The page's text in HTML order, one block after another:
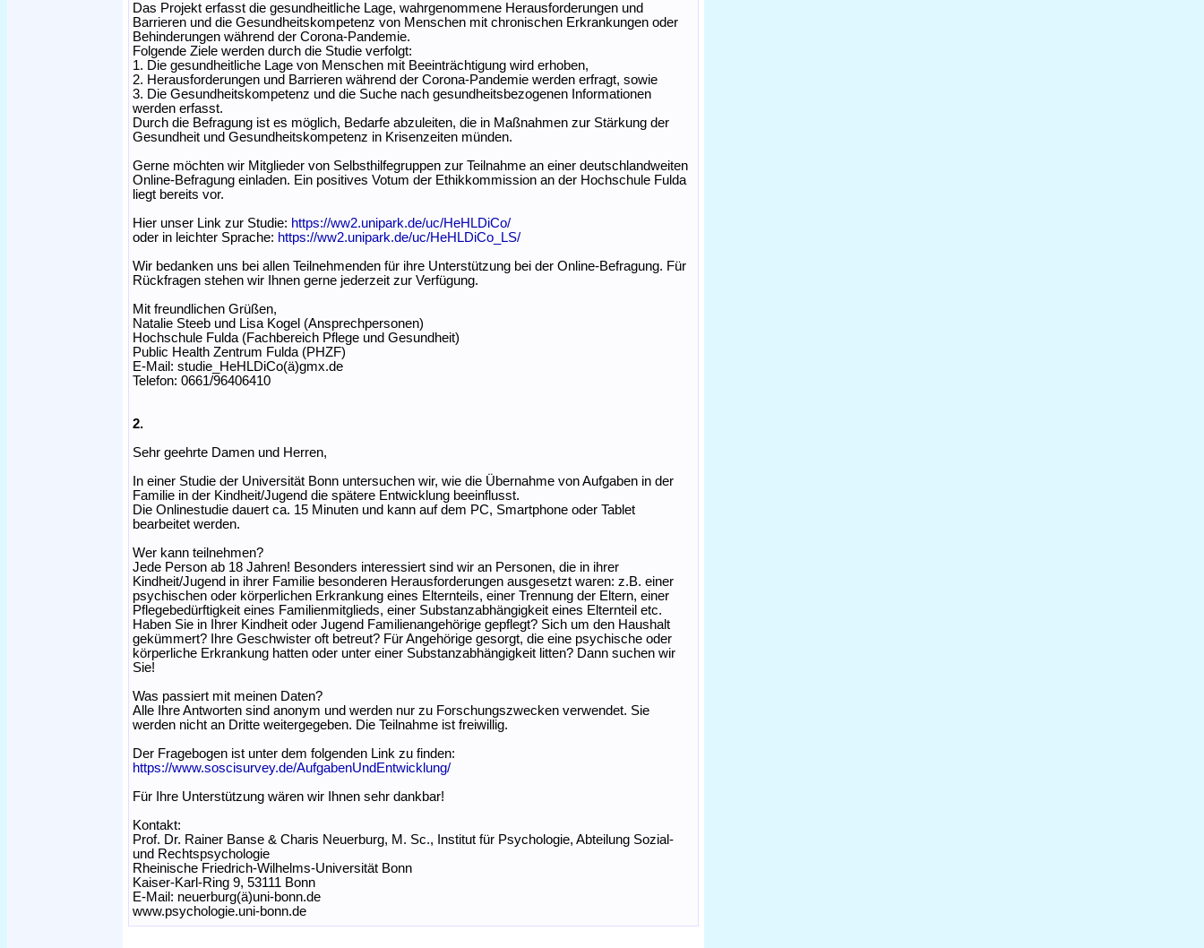
Das Projekt erfasst die gesundheitliche Lage, wahrgenommene Herausforderungen und
Barrieren und die Gesundheitskompetenz von Menschen mit chronischen Erkrankungen oder
Behinderungen während der Corona-Pandemie.
Folgende Ziele werden durch die Studie verfolgt:
1. Die gesundheitliche Lage von Menschen mit Beeinträchtigung wird erhoben,
2. Herausforderungen und Barrieren während der Corona-Pandemie werden erfragt, sowie
3. Die Gesundheitskompetenz und die Suche nach gesundheitsbezogenen Informationen
werden erfasst.
Durch die Befragung ist es möglich, Bedarfe abzuleiten, die in Maßnahmen zur Stärkung der
Gesundheit und Gesundheitskompetenz in Krisenzeiten münden.
Gerne möchten wir Mitglieder von Selbsthilfegruppen zur Teilnahme an einer deutschlandweiten
Online-Befragung einladen. Ein positives Votum der Ethikkommission an der Hochschule Fulda
liegt bereits vor.
Hier unser Link zur Studie: https://ww2.unipark.de/uc/HeHLDiCo/
oder in leichter Sprache: https://ww2.unipark.de/uc/HeHLDiCo_LS/
Wir bedanken uns bei allen Teilnehmenden für ihre Unterstützung bei der Online-Befragung. Für
Rückfragen stehen wir Ihnen gerne jederzeit zur Verfügung.
Mit freundlichen Grüßen,
Natalie Steeb und Lisa Kogel (Ansprechpersonen)
Hochschule Fulda (Fachbereich Pflege und Gesundheit)
Public Health Zentrum Fulda (PHZF)
E-Mail: studie_HeHLDiCo(ä)gmx.de
Telefon: 0661/96406410
2.
Sehr geehrte Damen und Herren,
In einer Studie der Universität Bonn untersuchen wir, wie die Übernahme von Aufgaben in der
Familie in der Kindheit/Jugend die spätere Entwicklung beeinflusst.
Die Onlinestudie dauert ca. 15 Minuten und kann auf dem PC, Smartphone oder Tablet
bearbeitet werden.
Wer kann teilnehmen?
Jede Person ab 18 Jahren! Besonders interessiert sind wir an Personen, die in ihrer
Kindheit/Jugend in ihrer Familie besonderen Herausforderungen ausgesetzt waren: z.B. einer
psychischen oder körperlichen Erkrankung eines Elternteils, einer Trennung der Eltern, einer
Pflegebedürftigkeit eines Familienmitglieds, einer Substanzabhängigkeit eines Elternteil etc.
Haben Sie in Ihrer Kindheit oder Jugend Familienangehörige gepflegt? Sich um den Haushalt
gekümmert? Ihre Geschwister oft betreut? Für Angehörige gesorgt, die eine psychische oder
körperliche Erkrankung hatten oder unter einer Substanzabhängigkeit litten? Dann suchen wir
Sie!
Was passiert mit meinen Daten?
Alle Ihre Antworten sind anonym und werden nur zu Forschungszwecken verwendet. Sie
werden nicht an Dritte weitergegeben. Die Teilnahme ist freiwillig.
Der Fragebogen ist unter dem folgenden Link zu finden:
https://www.soscisurvey.de/AufgabenUndEntwicklung/
Für Ihre Unterstützung wären wir Ihnen sehr dankbar!
Kontakt:
Prof. Dr. Rainer Banse & Charis Neuerburg, M. Sc., Institut für Psychologie, Abteilung Sozial-
und Rechtspsychologie
Rheinische Friedrich-Wilhelms-Universität Bonn
Kaiser-Karl-Ring 9, 53111 Bonn
E-Mail: neuerburg(ä)uni-bonn.de
www.psychologie.uni-bonn.de